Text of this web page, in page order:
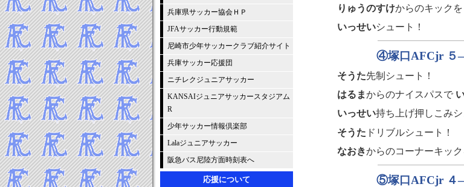
2025年5月
2025年2月
2025年1月
-----2024年 試合結果▼
2024年12月
2024年10月
2024年9月
2024年6月
兵庫県サッカー協会ＨＰ
JFAサッカー行動規範
尼崎市少年サッカークラブ紹介サイト
兵庫サッカー応援団
ニチレクジュニアサッカー
KANSAIジュニアサッカースタジアム
R
少年サッカー情報倶楽部
Lalaジュニアサッカー
阪急バス尼陸方面時刻表へ
応援について
りゅうのすけからのキックを
いっせいシュート！
④塚口AFCjr ５
そうた先制シュート！
はるまからのナイスパスで
いっせい持ち上げ押しこみシ
そうた ドリブルシュート！
なおきからのコーナーキッ
⑤塚口AFCjr ４